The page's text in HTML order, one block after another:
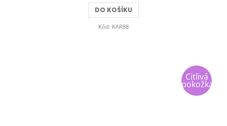
DO KOŠÍKU
Kód: KAR88
Citlivá
pokožka